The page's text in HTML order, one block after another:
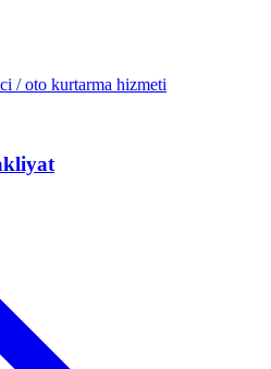
/ oto kurtarma hizmeti